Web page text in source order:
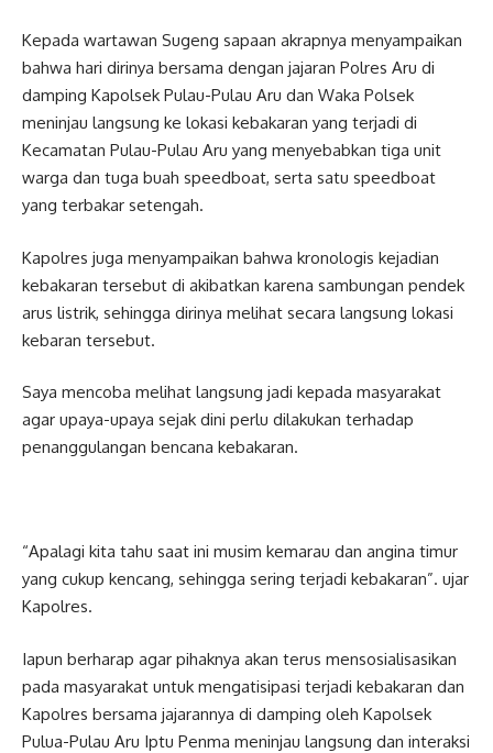
Kepada wartawan Sugeng sapaan akrapnya menyampaikan
bahwa hari dirinya bersama dengan jajaran Polres Aru di
damping Kapolsek Pulau-Pulau Aru dan Waka Polsek
meninjau langsung ke lokasi kebakaran yang terjadi di
Kecamatan Pulau-Pulau Aru yang menyebabkan tiga unit
warga dan tuga buah speedboat, serta satu speedboat
yang terbakar setengah.
Kapolres juga menyampaikan bahwa kronologis kejadian
kebakaran tersebut di akibatkan karena sambungan pendek
arus listrik, sehingga dirinya melihat secara langsung lokasi
kebaran tersebut.
Saya mencoba melihat langsung jadi kepada masyarakat
agar upaya-upaya sejak dini perlu dilakukan terhadap
penanggulangan bencana kebakaran.
“Apalagi kita tahu saat ini musim kemarau dan angina timur
yang cukup kencang, sehingga sering terjadi kebakaran”. ujar
Kapolres.
Iapun berharap agar pihaknya akan terus mensosialisasikan
pada masyarakat untuk mengatisipasi terjadi kebakaran dan
Kapolres bersama jajarannya di damping oleh Kapolsek
Pulua-Pulau Aru Iptu Penma meninjau langsung dan interaksi